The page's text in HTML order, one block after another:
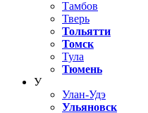
Тамбов
Тверь
Тольятти
Томск
Тула
Тюмень
У
Улан-Удэ
Ульяновск